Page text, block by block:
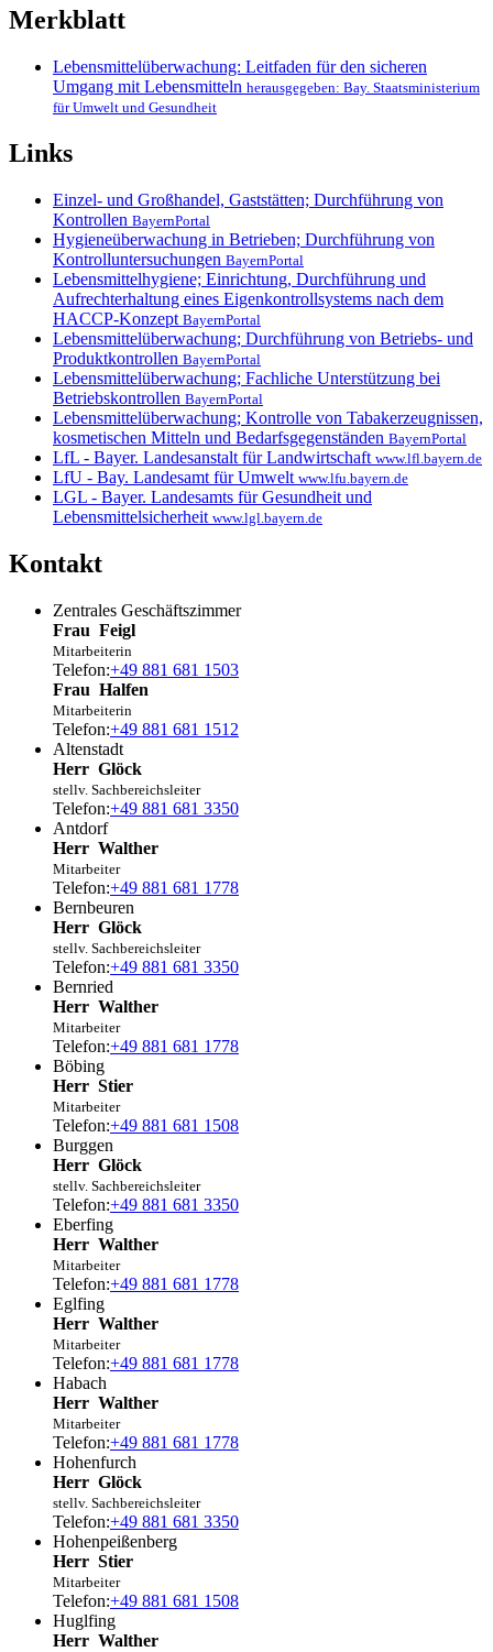
Merkblatt
Lebensmittelüberwachung: Leitfaden für den sicheren
Umgang mit Lebensmitteln herausgegeben: Bay. Staatsministerium
für Umwelt und Gesundheit
Links
Einzel- und Großhandel, Gaststätten; Durchführung von
Kontrollen BayernPortal
Hygieneüberwachung in Betrieben; Durchführung von
Kontrolluntersuchungen BayernPortal
Lebensmittelhygiene; Einrichtung, Durchführung und
Aufrechterhaltung eines Eigenkontrollsystems nach dem
HACCP-Konzept BayernPortal
Lebensmittelüberwachung; Durchführung von Betriebs- und
Produktkontrollen BayernPortal
Lebensmittelüberwachung; Fachliche Unterstützung bei
Betriebskontrollen BayernPortal
Lebensmittelüberwachung; Kontrolle von Tabakerzeugnissen,
kosmetischen Mitteln und Bedarfsgegenständen BayernPortal
LfL - Bayer. Landesanstalt für Landwirtschaft www.lfl.bayern.de
LfU - Bay. Landesamt für Umwelt www.lfu.bayern.de
LGL - Bayer. Landesamts für Gesundheit und
Lebensmittelsicherheit www.lgl.bayern.de
Kontakt
Zentrales Geschäftszimmer
Frau Feigl
Mitarbeiterin
Telefon:+49 881 681 1503
Frau Halfen
Mitarbeiterin
Telefon:+49 881 681 1512
Altenstadt
Herr Glöck
stellv. Sachbereichsleiter
Telefon:+49 881 681 3350
Antdorf
Herr Walther
Mitarbeiter
Telefon:+49 881 681 1778
Bernbeuren
Herr Glöck
stellv. Sachbereichsleiter
Telefon:+49 881 681 3350
Bernried
Herr Walther
Mitarbeiter
Telefon:+49 881 681 1778
Böbing
Herr Stier
Mitarbeiter
Telefon:+49 881 681 1508
Burggen
Herr Glöck
stellv. Sachbereichsleiter
Telefon:+49 881 681 3350
Eberfing
Herr Walther
Mitarbeiter
Telefon:+49 881 681 1778
Eglfing
Herr Walther
Mitarbeiter
Telefon:+49 881 681 1778
Habach
Herr Walther
Mitarbeiter
Telefon:+49 881 681 1778
Hohenfurch
Herr Glöck
stellv. Sachbereichsleiter
Telefon:+49 881 681 3350
Hohenpeißenberg
Herr Stier
Mitarbeiter
Telefon:+49 881 681 1508
Huglfing
Herr Walther